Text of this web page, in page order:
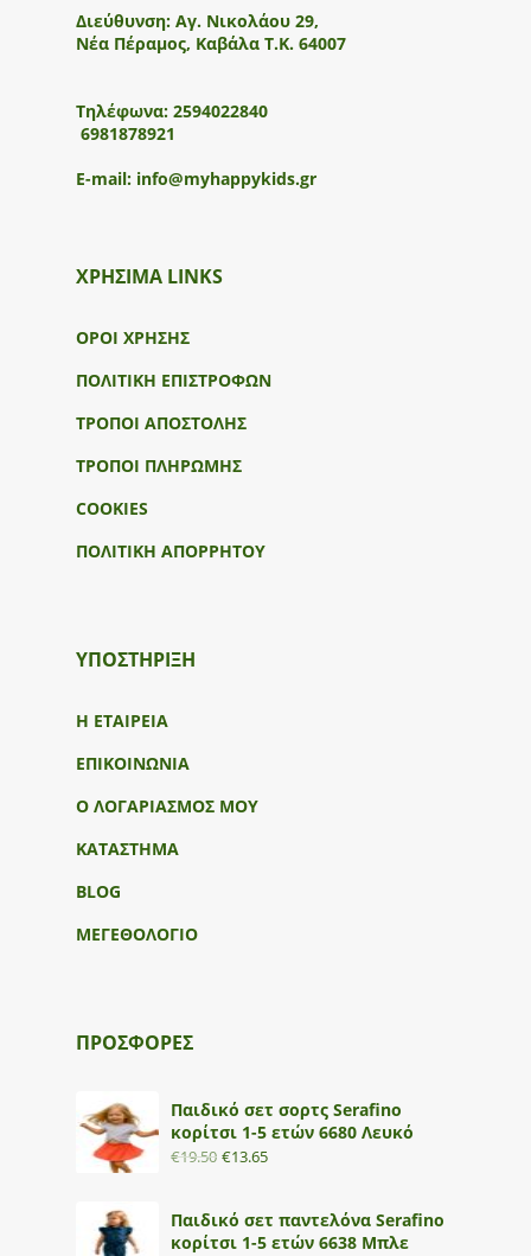
Διεύθυνση: Αγ. Νικολάου 29,
Νέα Πέραμος, Καβάλα Τ.Κ. 64007
Τηλέφωνα: 2594022840
6981878921
E-mail: info@myhappykids.gr
ΧΡΗΣΙΜΑ LINKS
ΟΡΟΙ ΧΡΗΣΗΣ
ΠΟΛΙΤΙΚΗ ΕΠΙΣΤΡΟΦΩΝ
ΤΡΟΠΟΙ ΑΠΟΣΤΟΛΗΣ
ΤΡΟΠΟΙ ΠΛΗΡΩΜΗΣ
COOKIES
ΠΟΛΙΤΙΚΗ ΑΠΟΡΡΗΤΟΥ
ΥΠΟΣΤΉΡΙΞΗ
Η ΕΤΑΙΡΕΙΑ
ΕΠΙΚΟΙΝΩΝΙΑ
Ο ΛΟΓΑΡΙΑΣΜΟΣ ΜΟΥ
ΚΑΤΑΣΤΗΜΑ
BLOG
ΜΕΓΕΘΟΛΟΓΙΟ
ΠΡΟΣΦΟΡΕΣ
Παιδικό σετ σορτς Serafino
κορίτσι 1-5 ετών 6680 Λευκό
€19.50 €13.65
Παιδικό σετ παντελόνα Serafino
κορίτσι 1-5 ετών 6638 Μπλε